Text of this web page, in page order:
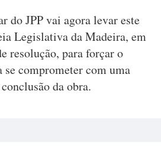
do JPP vai agora levar este
Legislativa da Madeira, em
resolução, para forçar o
se comprometer com uma
da obra.